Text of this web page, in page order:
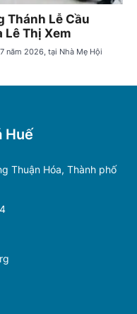
Huế
Thuận Hóa, Thành phố